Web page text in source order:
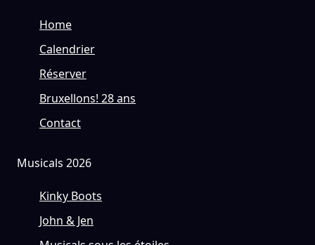
Home
Calendrier
Réserver
Bruxellons! 28 ans
Contact
Musicals 2026
Kinky Boots
John & Jen